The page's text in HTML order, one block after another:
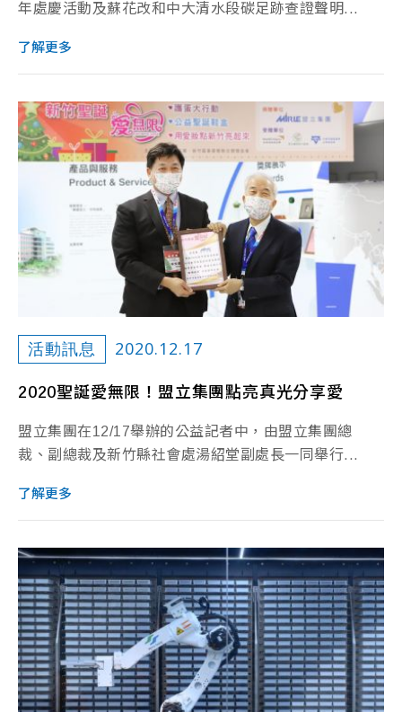
年處慶活動及蘇花改和中大清水段碳足跡查證聲明...
了解更多
活動訊息 2020.12.17
2020聖誕愛無限！盟立集團點亮真光分享愛
盟立集團在12/17舉辦的公益記者中，由盟立集團總
裁、副總裁及新竹縣社會處湯紹堂副處長一同舉行...
了解更多